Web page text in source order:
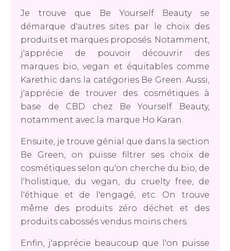
Je trouve que Be Yourself Beauty se
démarque d'autres sites par le choix des
produits et marques proposés. Notamment,
j'apprécie de pouvoir découvrir des
marques bio, vegan et équitables comme
Karethic dans la catégories Be Green. Aussi,
j'apprécie de trouver des cosmétiques à
base de CBD chez Be Yourself Beauty,
notamment avec la marque Ho Karan.
Ensuite, je trouve génial que dans la section
Be Green, on puisse filtrer ses choix de
cosmétiques selon qu'on cherche du bio, de
l'holistique, du vegan, du cruelty free, de
l'éthique et de l'engagé, etc. On trouve
même des produits zéro déchet et des
produits cabossés vendus moins chers.
Enfin, j'apprécie beaucoup que l'on puisse